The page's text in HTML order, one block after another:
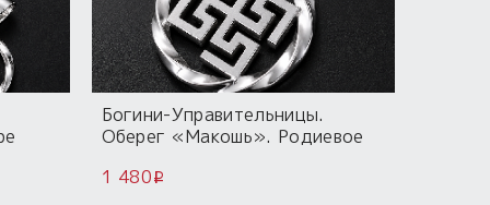
Богини-Управительницы.
Оберег «Макошь». Родиевое
1 480i